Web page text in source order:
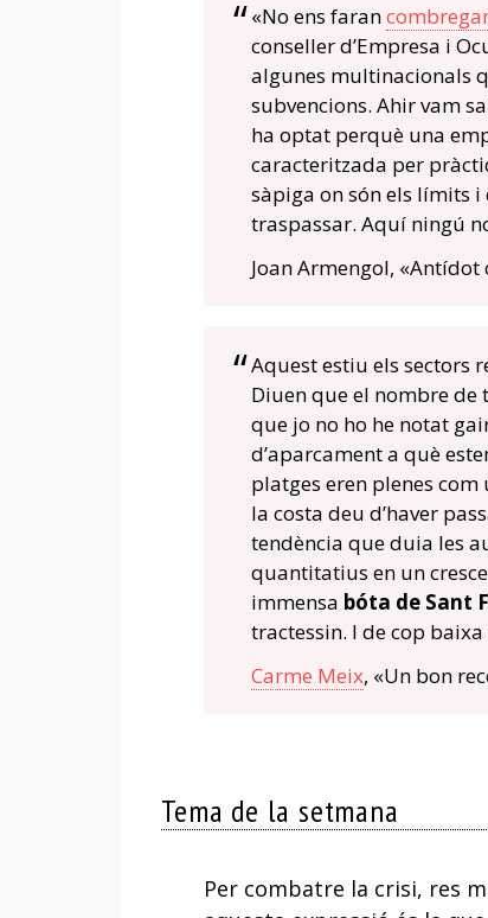
«No ens faran
conseller d’Empresa i
algunes multinacionals
subvencions. Ahir vam
ha optat perquè una
caracteritzada per
sàpiga on són els límits i
traspassar. Aquí ningú
Joan Armengol,
Aquest estiu els sectors
Diuen que el nombre de
que jo no ho he notat
d’aparcament a què
platges eren plenes com
la costa deu d’haver
tendència que duia les
quantitatius en un
immensa bóta de Sant
tractessin. I de cop
Carme Meix, «Un bon
Tema de la setmana
Per combatre la crisi, res